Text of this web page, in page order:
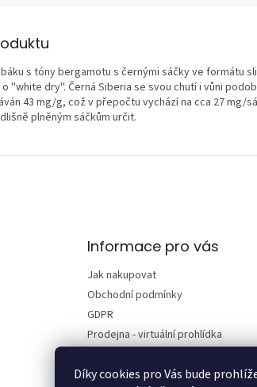
Díky cookies pro Vás bude
s tóny bergamotu s černými sáčky ve formátu
''white dry''. Černá Siberia se svou chutí i vůni
43 mg/g, což v přepočtu vychází na cca 27 mg/
plněným sáčkům určit.
Informace pro vás
Jak nakupovat
Obchodní podmínky
GDPR
Prodejna - virtuální prohlídka
Vrácení zboží